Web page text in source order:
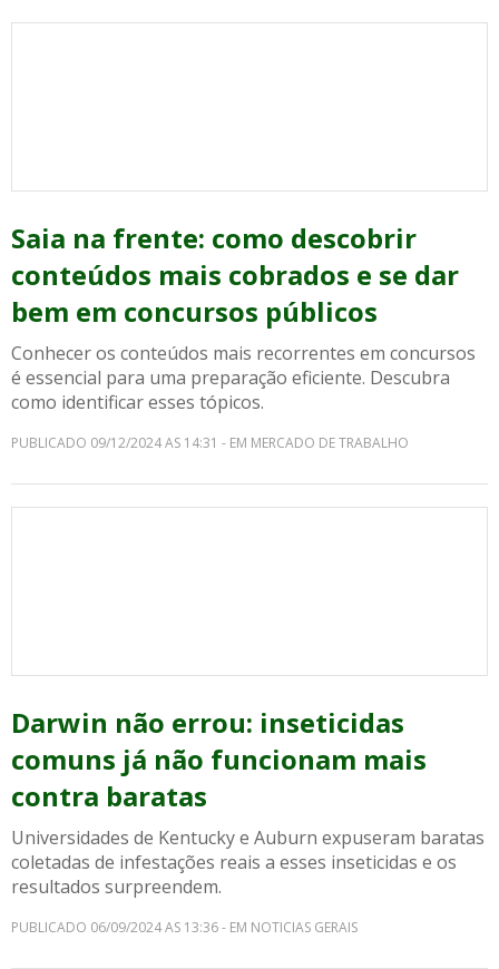
Saia na frente: como descobrir
conteúdos mais cobrados e se dar
bem em concursos públicos
Conhecer os conteúdos mais recorrentes em concursos
é essencial para uma preparação eficiente. Descubra
como identificar esses tópicos.
PUBLICADO 09/12/2024 AS 14:31 - EM MERCADO DE TRABALHO
Darwin não errou: inseticidas
comuns já não funcionam mais
contra baratas
Universidades de Kentucky e Auburn expuseram baratas
coletadas de infestações reais a esses inseticidas e os
resultados surpreendem.
PUBLICADO 06/09/2024 AS 13:36 - EM NOTICIAS GERAIS